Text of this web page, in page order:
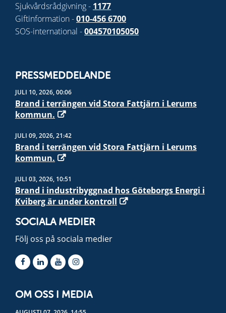
Sjukvårdsrådgivning - 1177
Giftinformation -010-456 6700
SOS-international -004570105050
PRESSMEDDELANDE
JULI 10, 2026, 00:06
Brand i terrängen vid Stora Fattjärn i Lerums
kommun.
JULI 09, 2026, 21:42
Brand i terrängen vid Stora Fattjärn i Lerums
kommun.
JULI 03, 2026, 10:51
Brand i industribyggnad hos Göteborgs Energi i
Kviberg är under kontroll
SOCIALA MEDIER
Följ oss på sociala medier
OM OSS I MEDIA